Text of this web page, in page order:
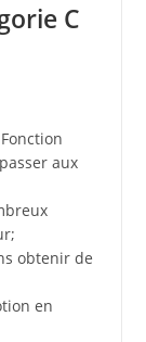
C
aux
obtenir de
en